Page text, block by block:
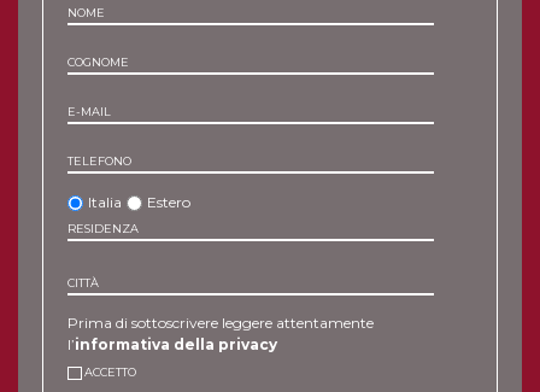
NOME
COGNOME
E-MAIL
TELEFONO
Italia Estero
RESIDENZA
CITTÀ
Prima di sottoscrivere leggere attentamente
l’informativa della privacy
ACCETTO